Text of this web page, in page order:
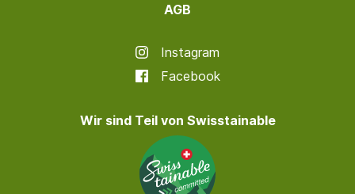
AGB
Instagram
Facebook
Wir sind Teil von Swisstainable